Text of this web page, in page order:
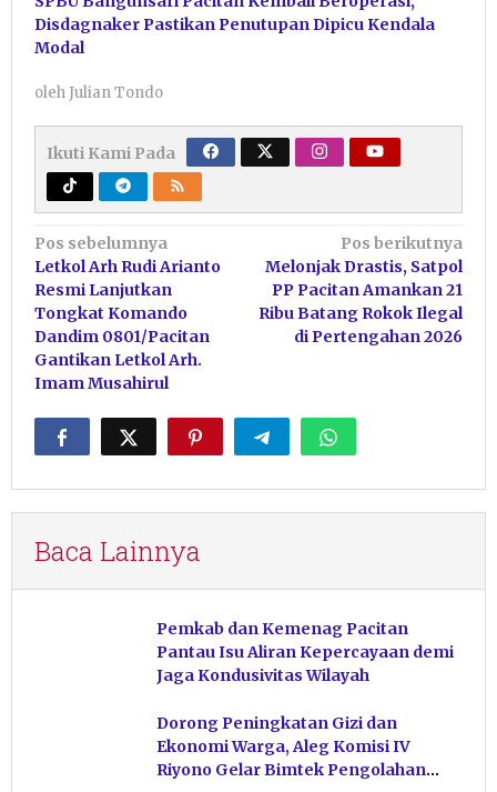
Disdagnaker Pastikan Penutupan Dipicu Kendala
Modal
oleh Julian Tondo
Ikuti Kami Pada
Navigasi
pos
Pos sebelumnya
Letkol Arh Rudi Arianto
Resmi Lanjutkan
Tongkat Komando
Dandim 0801/Pacitan
Gantikan Letkol Arh.
Imam Musahirul
Pos berikutnya
Melonjak Drastis, Satpol
PP Pacitan Amankan 21
Ribu Batang Rokok Ilegal
di Pertengahan 2026
Baca Lainnya
Pemkab dan Kemenag Pacitan
Pantau Isu Aliran Kepercayaan demi
Jaga Kondusivitas Wilayah
Dorong Peningkatan Gizi dan
Ekonomi Warga, Aleg Komisi IV
Riyono Gelar Bimtek Pengolahan